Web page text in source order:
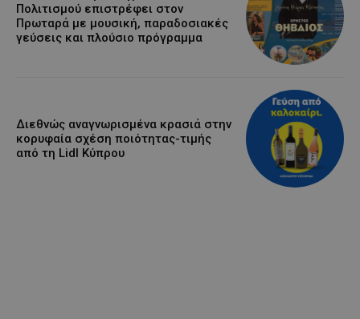
Πολιτισμού επιστρέφει στον
Πρωταρά με μουσική, παραδοσιακές
γεύσεις και πλούσιο πρόγραμμα
Διεθνώς αναγνωρισμένα κρασιά στην
κορυφαία σχέση ποιότητας-τιμής
από τη Lidl Κύπρου